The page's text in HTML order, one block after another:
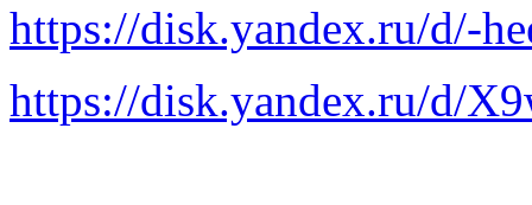
https://disk.yandex.ru/d/-
https://disk.yandex.ru/d/